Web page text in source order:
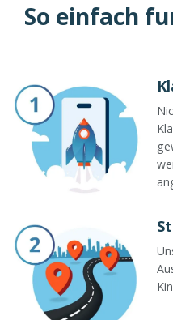
So einfach